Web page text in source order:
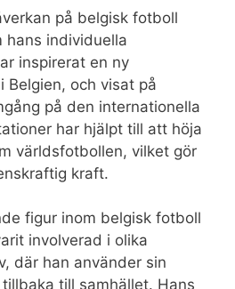
på belgisk fotboll
hans individuella
inspirerat en ny
Belgien, och visat på
på den internationella
har hjälpt till att höja
världsfotbollen, vilket gör
kraft.
figur inom belgisk fotboll
involverad i olika
där han använder sin
till samhället. Hans